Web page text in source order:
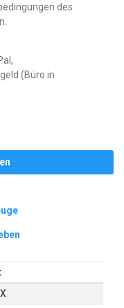
des
(Büro in